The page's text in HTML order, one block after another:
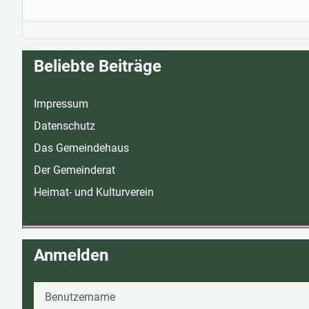
Beliebte Beiträge
Impressum
Datenschutz
Das Gemeindehaus
Der Gemeinderat
Heimat- und Kulturverein
Anmelden
Benutzername